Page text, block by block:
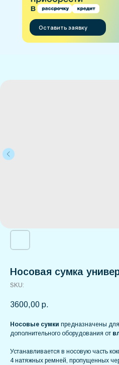
Оставить заявку
Носовая сумка
SKU:
3600,00 р.
Носовые сумки предназначены
дополнительного оборудования от
Устанавливается в носовую часть
4 натяжных ремней, пропущенных